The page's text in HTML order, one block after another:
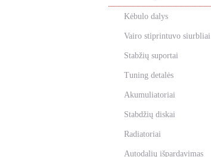
Kėbulo dalys
Vairo stiprintuvo siurbliai
Stabžių suportai
Tuning detalės
Akumuliatoriai
Stabdžių diskai
Radiatoriai
Autodalių išpardavimas